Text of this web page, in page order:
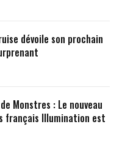
dévoile son prochain
Monstres : Le nouveau
français Illumination est